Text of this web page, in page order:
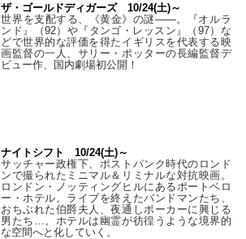
ザ・ゴールドディガーズ 10/24(土)～
世界を支配する、《黄金》の謎――。『オルラ
ンド』（92）や『タンゴ・レッスン』（97）な
どで世界的な評価を得たイギリスを代表する映
画監督の一人、サリー・ポッターの長編監督デ
ビュー作、国内劇場初公開！
ナイトシフト 10/24(土)～
サッチャー政権下、ポストパンク時代のロンド
ンで撮られたミニマル＆リミナルな対抗映画。
ロンドン・ノッティングヒルにあるポートベロ
ー・ホテル。ライブを終えたバンドマンたち、
おちぶれた伯爵夫人、夜通しポーカーに興じる
男たち…。ホテルは幽霊が彷徨うような境界的
な空間へと化していく。